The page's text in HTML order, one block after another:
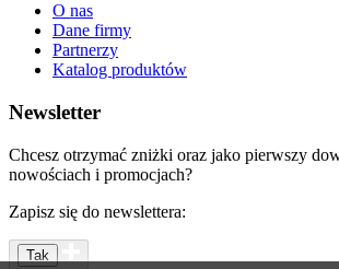
O nas
Dane firmy
Partnerzy
Katalog produktów
Newsletter
Chcesz otrzymać zniżki oraz jako pierwszy
nowościach i promocjach?
Zapisz się do newslettera: